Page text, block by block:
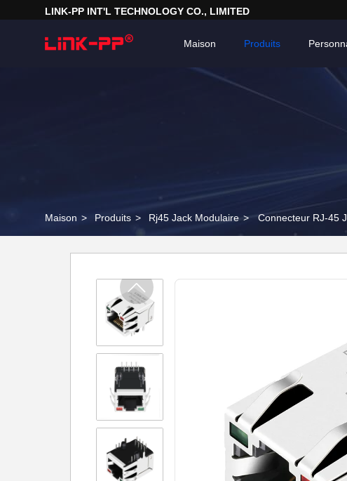
LINK-PP INT'L TECHNOLOGY CO., LIMITED
Maison Produits
Maison > Produits > Rj45 Jack Modulaire > Connecteur RJ-45